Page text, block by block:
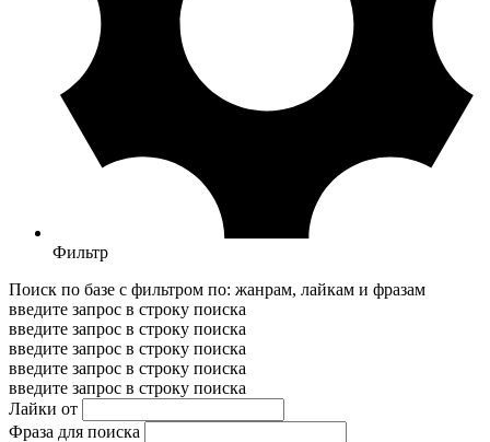
Фильтр
Поиск по базе с фильтром по: жанрам, лайкам и фразам
введите запрос в строку поиска
введите запрос в строку поиска
введите запрос в строку поиска
введите запрос в строку поиска
введите запрос в строку поиска
Лайки от
Фраза для поиска